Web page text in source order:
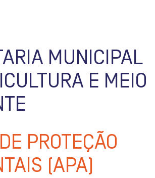
MUNICIPAL
E MEIO
PROTEÇÃO
(APA)